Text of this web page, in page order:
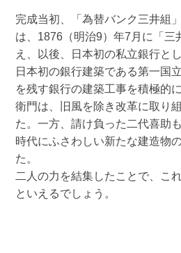
完成当初、「為替バンク三井組
は、1876（明治9）年7月に「三
え、以後、日本初の私立銀行と
日本初の銀行建築である第一国
を残す銀行の建築工事を積極的
衛門は、旧風を除き改革に取り
た。一方、請け負った二代喜助
時代にふさわしい新たな建造物
た。
二人の力を結集したことで、こ
といえるでしょう。